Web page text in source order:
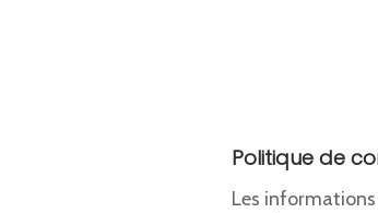
Politique de
Les